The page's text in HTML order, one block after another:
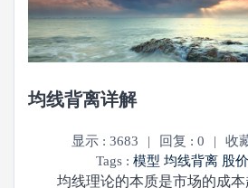
均线背离详解
显示 : 3683 | 回复 : 0 | 收
Tags : 模型 均线背离 股价
均线理论的本质是市场的成本